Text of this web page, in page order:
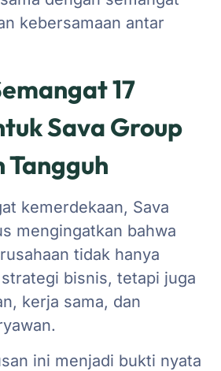
kebersamaan antar
17
Sava Group
Tangguh
kemerdekaan, Sava
mengingatkan bahwa
tidak hanya
bisnis, tetapi juga
kerja sama, dan
ini menjadi bukti nyata